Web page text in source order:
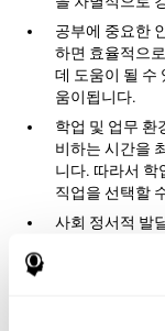
공부에 중요한
하면 효율적으
데 도움이 될 수
움이됩니다.
학업 및 업무 환
비하는 시간을
니다. 따라서 학
직업을 선택할
사회 정서적 발
는 불안감을